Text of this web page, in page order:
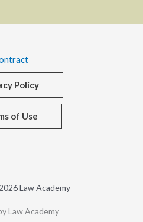
Policy
of Use
Law Academy
Law Academy